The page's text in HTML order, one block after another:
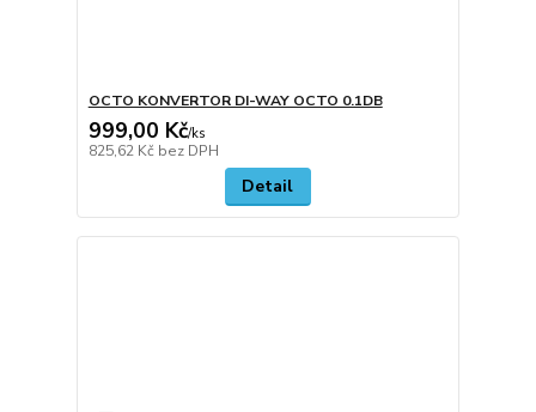
OCTO KONVERTOR DI-WAY OCTO 0.1DB
999,00 Kč/ks
825,62 Kč bez DPH
Detail